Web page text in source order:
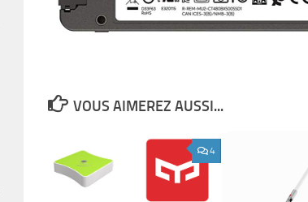
VOUS AIMEREZ AUSSI...
4